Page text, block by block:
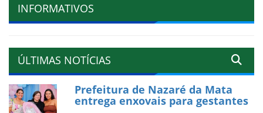
INFORMATIVOS
ÚLTIMAS NOTÍCIAS
Prefeitura de Nazaré da Mata
entrega enxovais para gestantes